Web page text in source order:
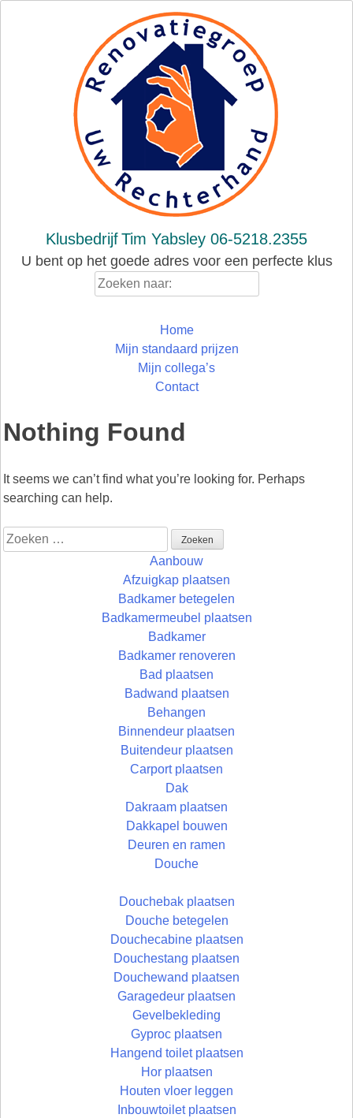
KlusbedrijfTim Yabsley 06-5218.2355
U bent op het goede adres voor een perfecte klus
Home
Mijn standaard prijzen
Mijn collega’s
Contact
Nothing Found
It seems we can’t find what you’re looking for. Perhaps
searching can help.
Zoeken
naar:
Aanbouw
Afzuigkap plaatsen
Badkamer betegelen
Badkamermeubel plaatsen
Badkamer
Badkamer renoveren
Bad plaatsen
Badwand plaatsen
Behangen
Binnendeur plaatsen
Buitendeur plaatsen
Carport plaatsen
Dak
Dakraam plaatsen
Dakkapel bouwen
Deuren en ramen
Douche
Douchebak plaatsen
Douche betegelen
Douchecabine plaatsen
Douchestang plaatsen
Douchewand plaatsen
Garagedeur plaatsen
Gevelbekleding
Gyproc plaatsen
Hangend toilet plaatsen
Hor plaatsen
Houten vloer leggen
Inbouwtoilet plaatsen